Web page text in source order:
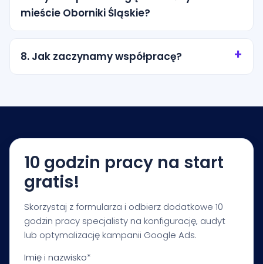
komunikat i pozwala lepiej dopasować reklamę do
konkretnej usługi lub lokalizacji.
mieście Oborniki Śląskie?
Tak. Możemy kierować reklamy na konkretne
miasto, promień wokół lokalizacji albo wybrane
obszary obsługi. Zakres ustalamy tak, aby nie
8. Jak zaczynamy współpracę?
rekomendacje dotyczące budżetu, struktury
optymalizacji.
10 godzin pracy na start
gratis!
Skorzystaj z formularza i odbierz dodatkowe 10
godzin pracy specjalisty na konfigurację, audyt
lub optymalizację kampanii Google Ads.
Imię i nazwisko*